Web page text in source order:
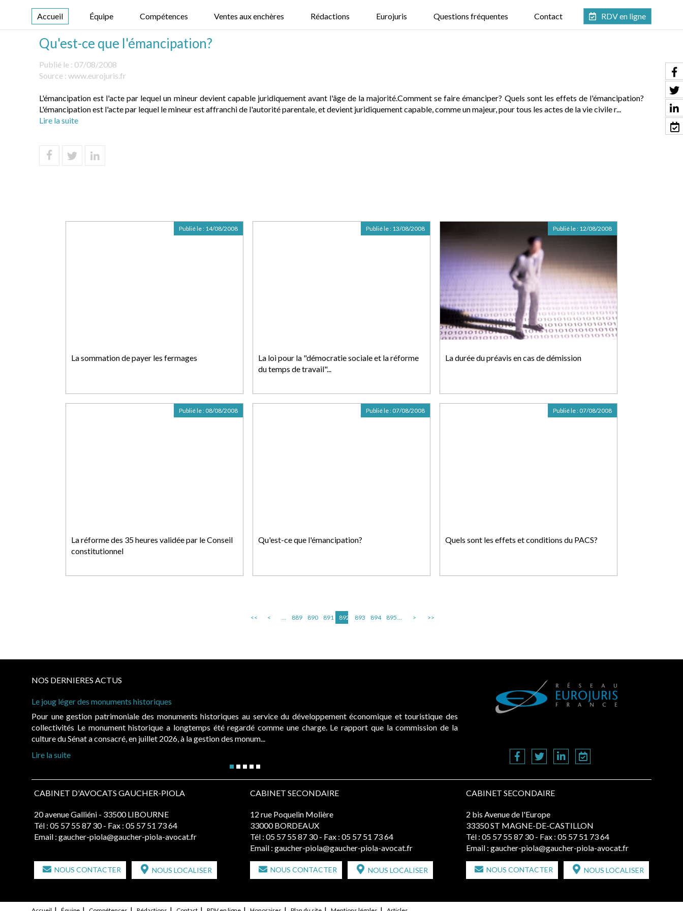
Accueil Équipe Compétences Ventes aux enchères Rédactions Eurojuris Questions fréquentes Contact RDV en ligne
Qu'est-ce que l'émancipation?
Publié le : 07/08/2008
Source : www.eurojuris.fr
L'émancipation est l'acte par lequel un mineur devient capable juridiquement avant l'âge de la majorité.Comment se faire émanciper? Quels sont les effets de l'émancipation?
L'émancipation est l'acte par lequel le mineur est affranchi de l'autorité parentale, et devient juridiquement capable, comme un majeur, pour tous les actes de la vie civile r...
Lire la suite
La sommation de payer les fermages
Publié le : 14/08/2008
La loi pour la "démocratie sociale et la réforme
du temps de travail"...
Publié le : 13/08/2008
La durée du préavis en cas de démission
Publié le : 12/08/2008
La réforme des 35 heures validée par le Conseil
constitutionnel
Publié le : 08/08/2008
Qu'est-ce que l'émancipation?
Publié le : 07/08/2008
Quels sont les effets et conditions du PACS?
Publié le : 07/08/2008
<< < ... 889 890 891 892 893 894 895... > >>
NOS DERNIERES ACTUS
Le joug léger des monuments historiques
Pour une gestion patrimoniale des monuments historiques au service du développement économique et touristique des
collectivités Le monument historique a longtemps été regardé comme une charge. Le rapport que la commission de la
culture du Sénat a consacré, en juillet 2026, à la gestion des monum...
Lire la suite
CABINET D'AVOCATS GAUCHER-PIOLA
20 avenue Galliéni - 33500 LIBOURNE
Tél : 05 57 55 87 30 - Fax : 05 57 51 73 64
Email : gaucher-piola@gaucher-piola-avocat.fr
NOUS CONTACTER NOUS LOCALISER
CABINET SECONDAIRE
12 rue Poquelin Molière
33000 BORDEAUX
Tél : 05 57 55 87 30 - Fax : 05 57 51 73 64
Email : gaucher-piola@gaucher-piola-avocat.fr
NOUS CONTACTER NOUS LOCALISER
CABINET SECONDAIRE
2 bis Avenue de l'Europe
33350 ST MAGNE-DE-CASTILLON
Tél : 05 57 55 87 30 - Fax : 05 57 51 73 64
Email : gaucher-piola@gaucher-piola-avocat.fr
NOUS CONTACTER NOUS LOCALISER